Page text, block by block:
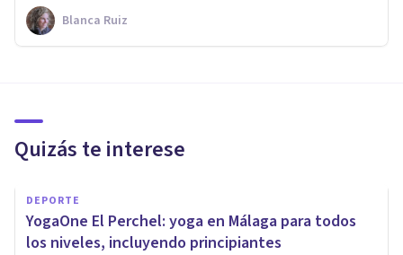
Blanca Ruiz
Quizás te interese
DEPORTE
YogaOne El Perchel: yoga en Málaga para todos
los niveles, incluyendo principiantes